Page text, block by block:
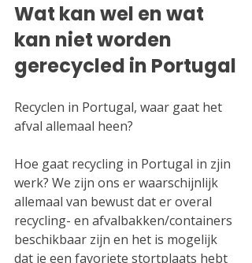
Wat kan wel en wat
kan niet worden
gerecycled in Portugal
Recyclen in Portugal, waar gaat het
afval allemaal heen?
Hoe gaat recycling in Portugal in zjin
werk? We zijn ons er waarschijnlijk
allemaal van bewust dat er overal
recycling- en afvalbakken/containers
beschikbaar zijn en het is mogelijk
dat je een favoriete stortplaats hebt